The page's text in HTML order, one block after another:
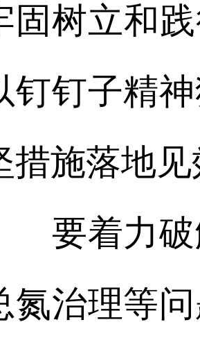
固树立和
钉钉子精
措施落地
要着力破
氮治理等